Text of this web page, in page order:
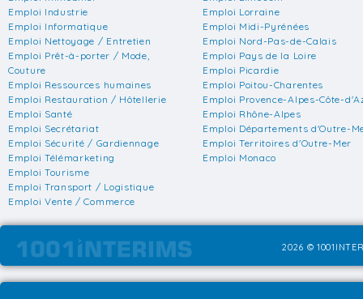
Emploi Industrie
Emploi Informatique
Emploi Nettoyage / Entretien
Emploi Prêt-à-porter / Mode,
Couture
Emploi Ressources humaines
Emploi Restauration / Hôtellerie
Emploi Santé
Emploi Secrétariat
Emploi Sécurité / Gardiennage
Emploi Télémarketing
Emploi Tourisme
Emploi Transport / Logistique
Emploi Vente / Commerce
Emploi Lorraine
Emploi Midi-Pyrénées
Emploi Nord-Pas-de-Calais
Emploi Pays de la Loire
Emploi Picardie
Emploi Poitou-Charentes
Emploi Provence-Alpes-Côte-
Emploi Rhône-Alpes
Emploi Départements d'Outre-
Emploi Territoires d'Outre-Mer
Emploi Monaco
2026 ©